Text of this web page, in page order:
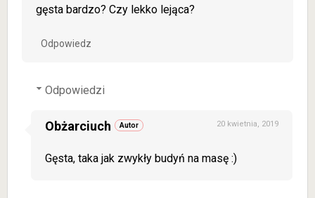
gęsta bardzo? Czy lekko lejąca?
Odpowiedz
Odpowiedzi
Obżarciuch 20 kwietnia, 2019
Gęsta, taka jak zwykły budyń na masę :)